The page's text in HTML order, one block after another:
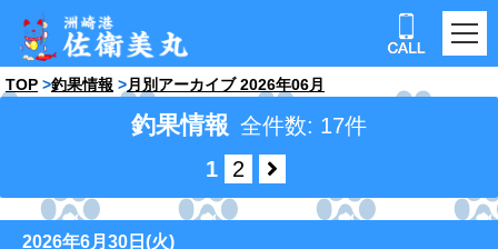
TOP 釣果情報 月別アーカイブ 2026年06月
釣果情報 全件数: 17件
1
2
2026年6月30日(火)